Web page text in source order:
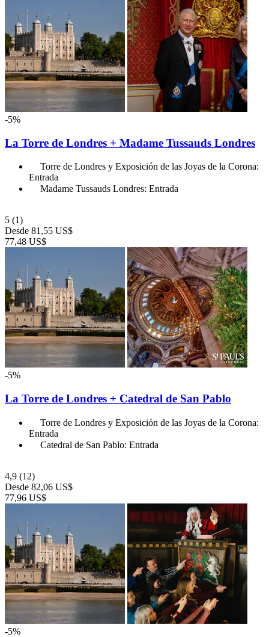
-5%
La Torre de Londres + Madame Tussauds Londres
Torre de Londres y Exposición de las Joyas de la Corona:
Entrada
Madame Tussauds Londres: Entrada
5 (1)
Desde 81,55 US$
77,48 US$
-5%
La Torre de Londres + Catedral de San Pablo
Torre de Londres y Exposición de las Joyas de la Corona:
Entrada
Catedral de San Pablo: Entrada
4,9 (12)
Desde 82,06 US$
77,96 US$
-5%